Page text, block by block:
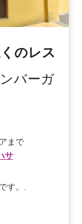
のレス
バーガ
まで
サ
す。.